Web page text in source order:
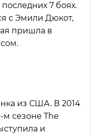
7 боях.
с Эмили Дюкот,
пришла в
из США. В 2014
м сезоне The
и